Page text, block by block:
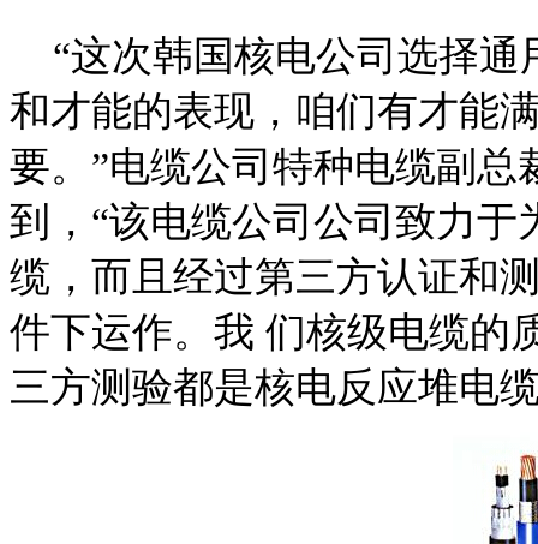
“这次韩国核电公司选择通
和才能的表现，咱们有才能
要。”电缆公司特种电缆副总
到，“该电缆公司公司致力
缆，而且经过第三方认证和
件下运作。我 们核级电缆的
三方测验都是核电反应堆电